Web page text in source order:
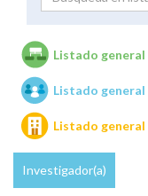
Unidades
Listado
Listado
Listado
Investigador(a)